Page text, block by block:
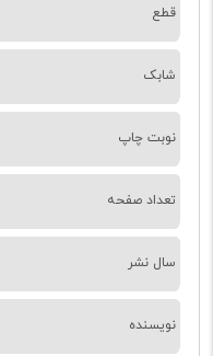
قطع
شابک
نوبت چاپ
تعداد صفحه
سال نشر
نویسنده